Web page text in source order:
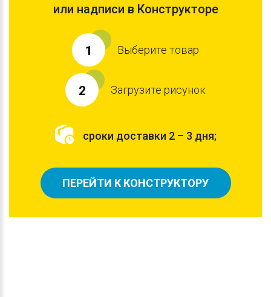
или надписи в Конструкторе
1 Выберите товар
2 Загрузите рисунок
сроки доставки 2 – 3 дня;
ПЕРЕЙТИ К КОНСТРУКТОРУ